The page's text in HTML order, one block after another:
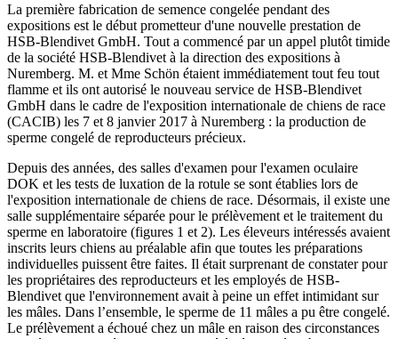
La première fabrication de semence congelée pendant des
expositions est le début prometteur d'une nouvelle prestation de
HSB-Blendivet GmbH. Tout a commencé par un appel plutôt timide
de la société HSB-Blendivet à la direction des expositions à
Nuremberg. M. et Mme Schön étaient immédiatement tout feu tout
flamme et ils ont autorisé le nouveau service de HSB-Blendivet
GmbH dans le cadre de l'exposition internationale de chiens de race
(CACIB) les 7 et 8 janvier 2017 à Nuremberg : la production de
sperme congelé de reproducteurs précieux.
Depuis des années, des salles d'examen pour l'examen oculaire
DOK et les tests de luxation de la rotule se sont établies lors de
l'exposition internationale de chiens de race. Désormais, il existe une
salle supplémentaire séparée pour le prélèvement et le traitement du
sperme en laboratoire (figures 1 et 2). Les éleveurs intéressés avaient
inscrits leurs chiens au préalable afin que toutes les préparations
individuelles puissent être faites. Il était surprenant de constater pour
les propriétaires des reproducteurs et les employés de HSB-
Blendivet que l'environnement avait à peine un effet intimidant sur
les mâles. Dans l’ensemble, le sperme de 11 mâles a pu être congelé.
Le prélèvement a échoué chez un mâle en raison des circonstances